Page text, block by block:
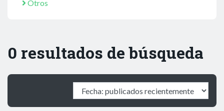
Otros
0 resultados de búsqueda